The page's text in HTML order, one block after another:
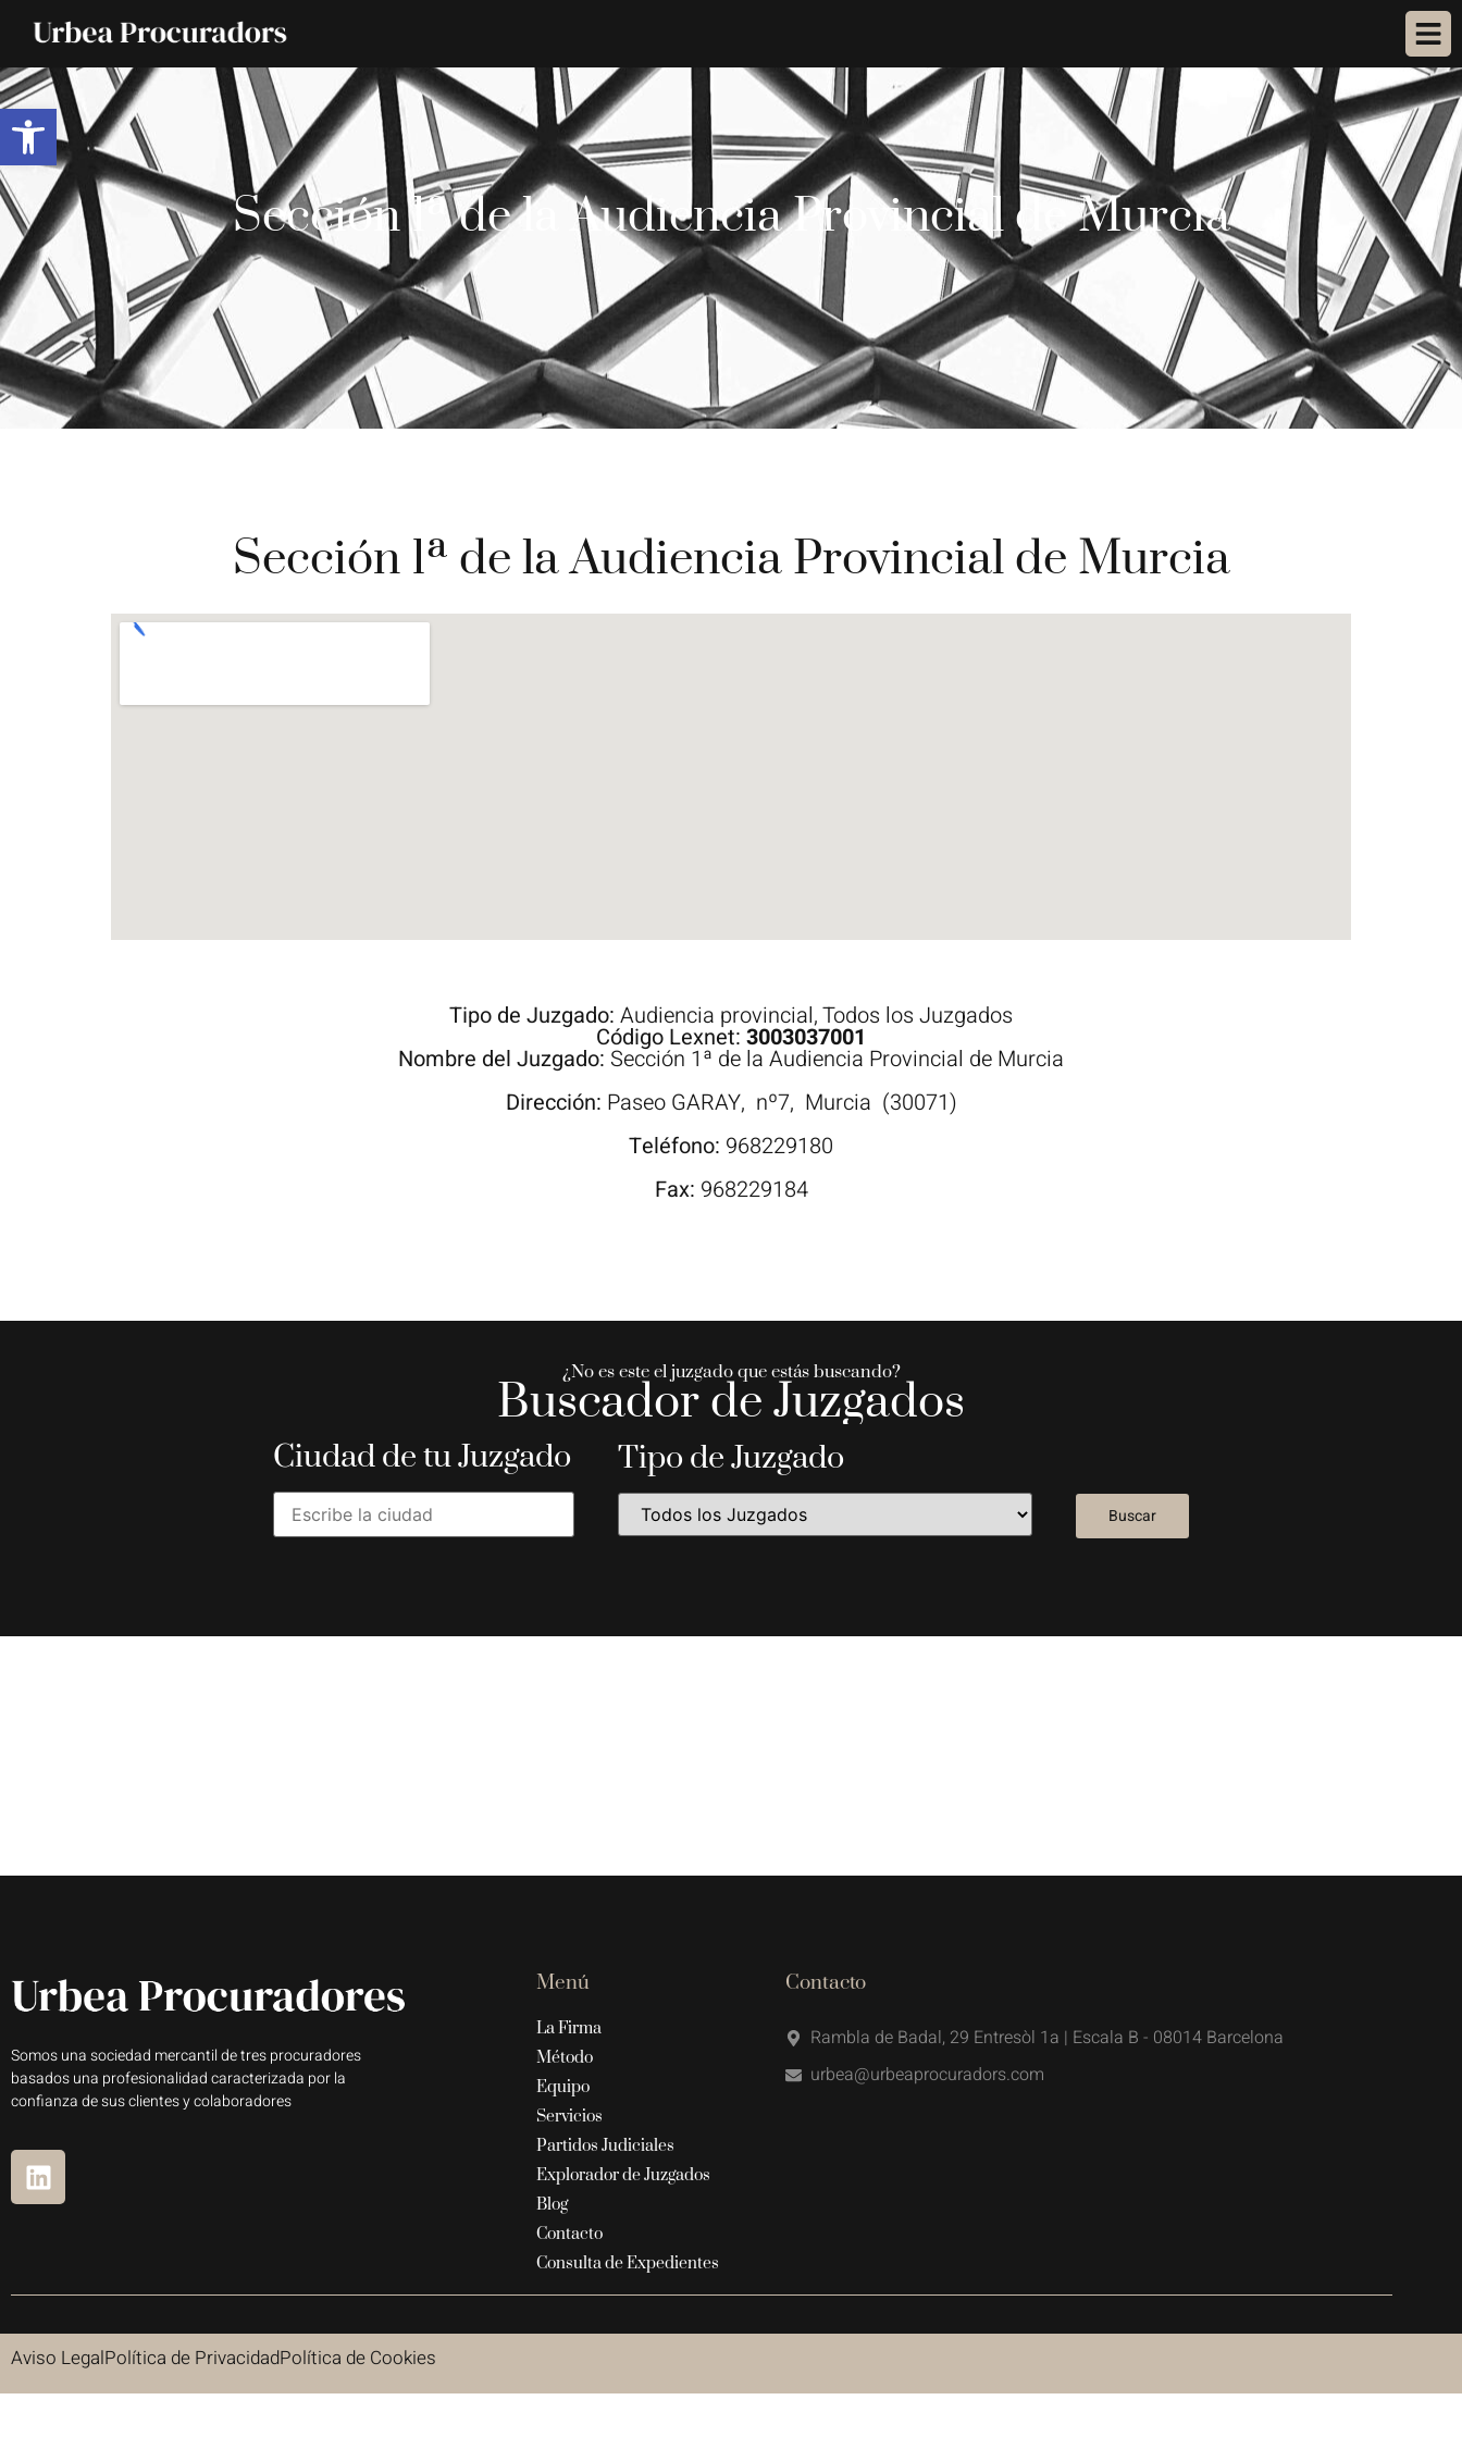
Abrir barra de herramientas
Sección 1ª de la Audiencia Provincial de Murcia
Sección 1ª de la Audiencia Provincial de Murcia
Tipo de Juzgado: Audiencia provincial,Todos los Juzgados
Código Lexnet: 3003037001
Nombre del Juzgado: Sección 1ª de la Audiencia Provincial de Murcia
Dirección: Paseo GARAY, nº7, Murcia (30071)
Teléfono: 968229180
Fax: 968229184
¿No es este el juzgado que estás buscando?
Buscador de Juzgados
Ciudad de tu Juzgado Tipo de Juzgado
Somos una sociedad mercantil de tres procuradores
basados una profesionalidad caracterizada por la
confianza de sus clientes y colaboradores
Menú
La Firma
Método
Equipo
Servicios
Partidos Judiciales
Explorador de Juzgados
Blog
Contacto
Consulta de Expedientes
Contacto
Rambla de Badal, 29 Entresòl 1a | Escala B - 08014 Barcelona
urbea@urbeaprocuradors.com
Aviso LegalPolítica de PrivacidadPolítica de Cookies